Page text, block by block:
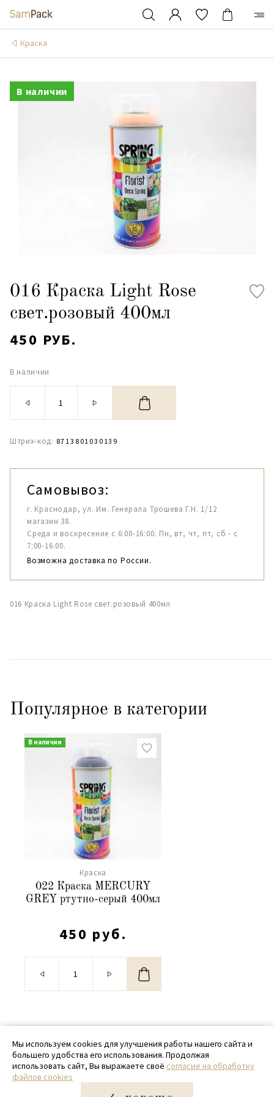
Краска
В наличии
016 Краска Light Rose
свет.розовый 400мл
450 РУБ.
В наличии
Штрих-код: 8713801030139
Самовывоз:
г. Краснодар, ул. Им. Генерала Трошева Г.Н. 1/12
магазин 38.
Среда и воскресение с 6:00-16:00. Пн, вт, чт, пт, сб - с
7:00-16:00.
Возможна доставка по России.
016 Краска Light Rose свет.розовый 400мл
Популярное в категории
В наличии
Краска
022 Краска MERCURY
GREY ртутно-серый 400мл
450 руб.
© 2020 - 2026 SamPack
+ 7 (918) 699-97-87
zakaz@sampack.store
Мы используем cookies для улучшения работы нашего сайта и
большего удобства его использования. Продолжая
использовать сайт, Вы выражаете своё согласие на обработку
файлов cookies